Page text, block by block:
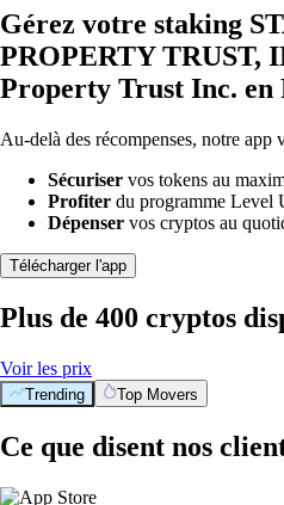
Gérez votre staking
PROPERTY TRUST,
Property Trust Inc. en
Au-delà des récompenses, notre app
Sécuriser vos tokens au
Profiter du programme Level
Dépenser vos cryptos au
Télécharger l'app
Plus de 400 cryptos
Voir les prix
Trending Top Movers
Ce que disent nos